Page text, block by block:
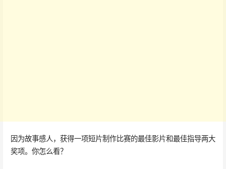
因为故事感人，获得一项短片制作比赛的最佳影片和最佳指导两大
奖项。你怎么看？